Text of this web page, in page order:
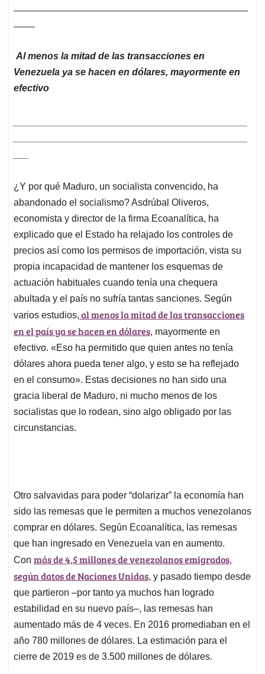
Al menos la mitad de las transacciones en
Venezuela ya se hacen en dólares, mayormente en
efectivo
¿Y por qué Maduro, un socialista convencido, ha
abandonado el socialismo? Asdrúbal Oliveros,
economista y director de la firma Ecoanalítica, ha
explicado que el Estado ha relajado los controles de
precios así como los permisos de importación, vista su
propia incapacidad de mantener los esquemas de
actuación habituales cuando tenía una chequera
abultada y el país no sufría tantas sanciones. Según
varios estudios, al menos la mitad de las transacciones
en el país ya se hacen en dólares, mayormente en
efectivo. «Eso ha permitido que quien antes no tenía
dólares ahora pueda tener algo, y esto se ha reflejado
en el consumo». Estas decisiones no han sido una
gracia liberal de Maduro, ni mucho menos de los
socialistas que lo rodean, sino algo obligado por las
circunstancias.
Otro salvavidas para poder “dolarizar” la economía han
sido las remesas que le permiten a muchos venezolanos
comprar en dólares. Según Ecoanalítica, las remesas
que han ingresado en Venezuela van en aumento.
Con más de 4,5 millones de venezolanos emigrados,
según datos de Naciones Unidas, y pasado tiempo desde
que partieron –por tanto ya muchos han logrado
estabilidad en su nuevo país–, las remesas han
aumentado más de 4 veces. En 2016 promediaban en el
año 780 millones de dólares. La estimación para el
cierre de 2019 es de 3.500 millones de dólares.